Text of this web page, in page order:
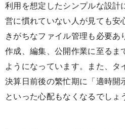
利用を想定したシンプルな設計
営に慣れていない人が見ても安
きがちなファイル管理も必要
作成、編集、公開作業に至るま
ようになっています。また、タ
決算日前後の繁忙期に「適時開
といった心配もなくなるでしょ